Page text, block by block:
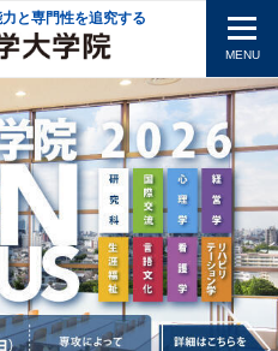
と専門性を追究する
MENU